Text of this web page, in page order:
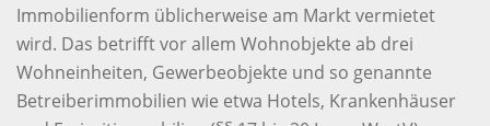
Immobilienform üblicherweise am Markt vermietet
wird. Das betrifft vor allem Wohnobjekte ab drei
Wohneinheiten, Gewerbeobjekte und so genannte
Betreiberimmobilien wie etwa Hotels, Krankenhäuser